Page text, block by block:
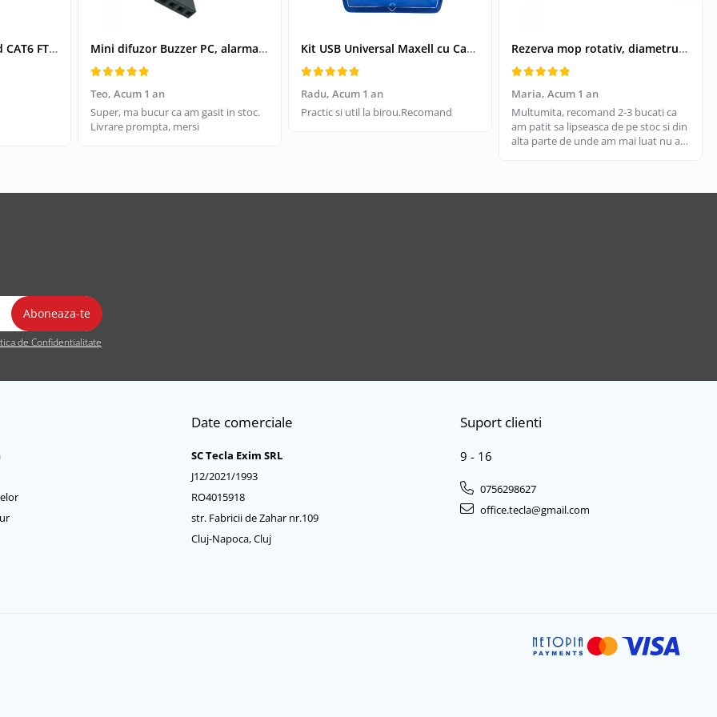
Cablu retea-patchcord CAT6 FTP, Lanberg 43612, 2 X RJ45, lungime 25cm, AWG26, 10Gb/s-250MHz, de legatura retea, ethernet, gri Mini difuzor Buzzer PC, alarma sonora pentru placa de baza PC
Teo, Acum 1 an
Super, ma bucur ca am gasit in stoc.
Livrare prompta, mersi
Kit USB Universal Maxell cu Cablu Retractabil si 4 Adaptoare, Husa Protectoare - Conectivitate pentru Dispozitive Vechi si Noi
Radu, Acum 1 an
Practic si util la birou.Recomand
Rezerva mop rotativ, diametrul parte prindere 16 cm, microfibre cu lungime de 15 cm, alba
Maria, Acum 1 an
Multumita, recomand 2-3 bucati ca
am patit sa lipseasca de pe stoc si din
alta parte de unde am mai luat nu are
de Confidentialitate
Date comerciale
SC Tecla Exim SRL
J12/2021/1993
RO4015918
str. Fabricii de Zahar nr.109
Cluj-Napoca, Cluj
Suport clienti
9 - 16
0756298627
office.tecla@gmail.com